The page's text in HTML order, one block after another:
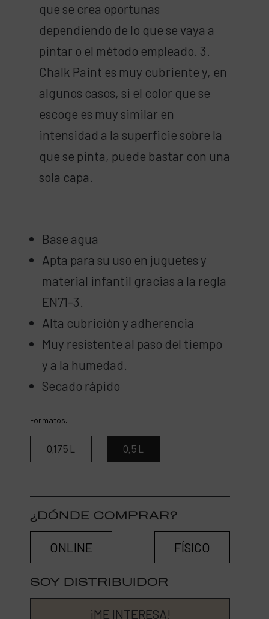
que se crea oportunas
dependiendo de lo que se vaya a
pintar o el método empleado. 3.
Chalk Paint es muy cubriente y, en
algunos casos, si el color que se
escoge es muy similar en
intensidad a la superficie sobre la
que se pinta, puede bastar con una
sola capa.
Base agua
Apta para su uso en juguetes y
material infantil gracias a la regla
EN71-3.
Alta cubrición y adherencia
Muy resistente al paso del tiempo
y a la humedad.
Secado rápido
Formatos:
0,175 L 0,5 L
¿DÓNDE COMPRAR?
ONLINE FÍSICO
SOY DISTRIBUIDOR
¡ME INTERESA!